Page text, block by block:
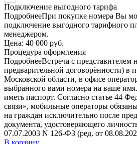
Подключение выгодного тарифа
ПодробнееПри покупке номера Вы
подключение выгодного тарифного
менеджером.
Цена: 40 000 руб.
Процедура оформления
ПодробнееВстреча с
предварительной договорённости) в
Московской области, в офисе
выбранного вами номера на ваше
иметь паспорт. Согласно статье 44
связи», мобильные операторы
на граждан исключительно после
документа, удостоверяющего
07.07.2003 N 126-ФЗ (ред. от
В корзину